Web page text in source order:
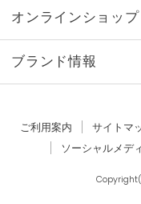
オンラインショップ
ブランド情報
ご利用案内 サイトマ
ソーシャルメデ